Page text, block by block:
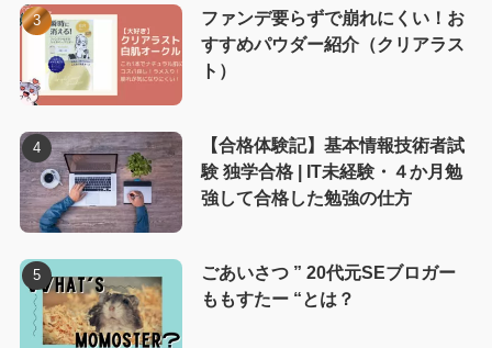
ファンデ要らずで崩れにくい！お
すすめパウダー紹介（クリアラス
ト）
【合格体験記】基本情報技術者試
験 独学合格 | IT未経験・４か月勉
強して合格した勉強の仕方
ごあいさつ ” 20代元SEブロガー
ももすたー “とは？